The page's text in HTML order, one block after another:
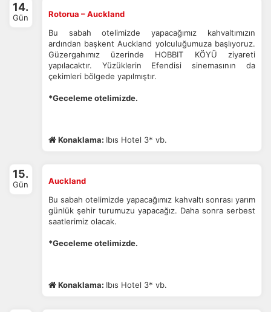
14.
Gün
Rotorua – Auckland
Bu sabah otelimizde yapacağımız kahvaltımızın
ardından başkent Auckland yolculuğumuza başlıyoruz.
Güzergahımız üzerinde HOBBIT KÖYÜ ziyareti
yapılacaktır. Yüzüklerin Efendisi sinemasının da
çekimleri bölgede yapılmıştır.
*Geceleme otelimizde.
Konaklama: Ibıs Hotel 3* vb.
15.
Gün
Auckland
Bu sabah otelimizde yapacağımız kahvaltı sonrası yarım
günlük şehir turumuzu yapacağız. Daha sonra serbest
saatlerimiz olacak.
*Geceleme otelimizde.
Konaklama: Ibıs Hotel 3* vb.